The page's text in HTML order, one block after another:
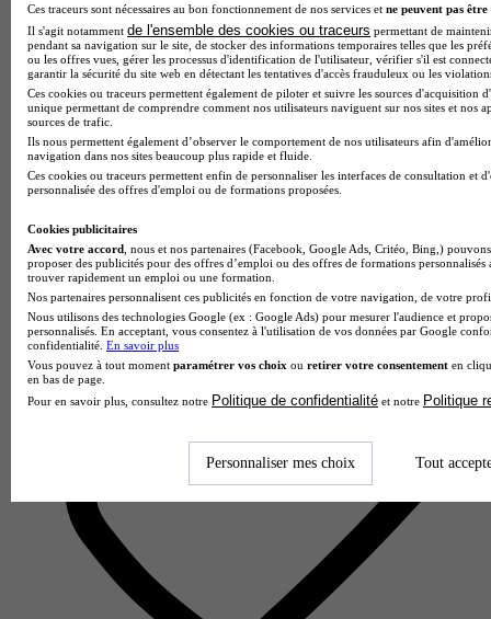
IAE Saint-Étienne
4.5
Saint-Étienne
Ces traceurs sont nécessaires au bon fonctionnement de nos services et ne peuvent pas être
Il s'agit notamment de l'ensemble des cookies ou traceurs permettant de
pendant sa navigation sur le site, de stocker des informations temporaires telles que les
ou les offres vues, gérer les processus d'identification de l'utilisateur, vérifier s'il est
garantir la sécurité du site web en détectant les tentatives d'accès frauduleux ou les
Ces cookies ou traceurs permettent également de piloter et suivre les sources d'acquisition
unique permettant de comprendre comment nos utilisateurs naviguent sur nos sites et nos
sources de trafic.
Ils nous permettent également d’observer le comportement de nos utilisateurs afin
navigation dans nos sites beaucoup plus rapide et fluide.
Ces cookies ou traceurs permettent enfin de personnaliser les interfaces de consultation et
personnalisée des offres d'emploi ou de formations proposées.
Cookies publicitaires
Avec votre accord , nous et nos partenaires (Facebook, Google Ads, Critéo, Bing,)
proposer des publicités pour des offres d’emploi ou des offres de formations
trouver rapidement un emploi ou une formation.
Nos partenaires personnalisent ces publicités en fonction de votre navigation, de votre
Nous utilisons des technologies Google (ex : Google Ads) pour mesurer l'audience et
personnalisés. En acceptant, vous consentez à l'utilisation de vos données par Google
confidentialité. En savoir plus
Vous pouvez à tout moment paramétrer vos choix ou retirer votre consentement en
en bas de page.
Pour en savoir plus, consultez notre Politique de confidentialité et notre Politique
Personnaliser mes choix Tout